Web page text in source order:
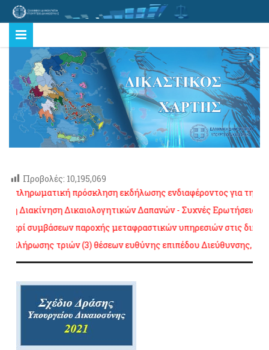
Προβολές: 10,195,069
πρόσκληση εκδήλωσης ενδιαφέροντος για
Διακίνηση Δικαιολογητικών Δαπανών - Συχνές Ερωτήσεις
περί συμβάσεων παροχής μεταφραστικών υπηρεσιών στις
πλήρωσης τριών (3) θέσεων ευθύνης επιπέδου Διεύθυνσης,